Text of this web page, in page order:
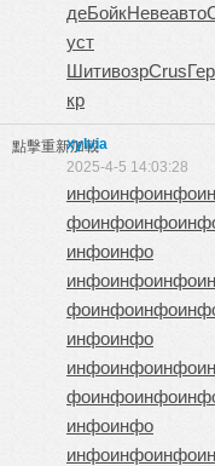
деБойкНевеавто
уст
ШитивозрCrus
кр
點擊重新加載
xylvia
2025-4-5 14:03:28
инфоинфоинфо
фоинфоинфо
инфоинфо
инфоинфоинфо
фоинфоинфо
инфоинфо
инфоинфоинфо
фоинфоинфо
инфоинфо
инфоинфоинфо